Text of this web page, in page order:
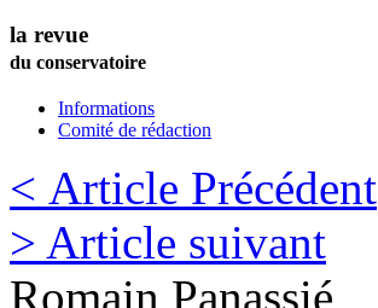
la revue
du conservatoire
Informations
Comité de rédaction
< Article Précédent
> Article suivant
Romain Panassié